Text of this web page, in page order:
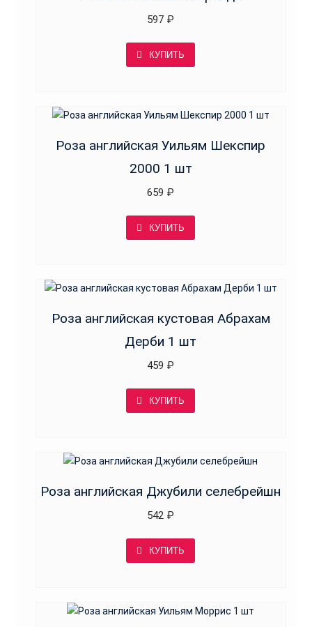
597 ₽
КУПИТЬ
Роза английская Уильям Шекспир
2000 1 шт
659 ₽
КУПИТЬ
Роза английская кустовая Абрахам
Дерби 1 шт
459 ₽
КУПИТЬ
Роза английская Джубили селебрейшн
542 ₽
КУПИТЬ